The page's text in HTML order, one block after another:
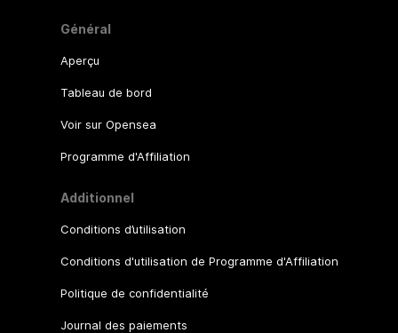
Général
Aperçu
Tableau de bord
Voir sur Opensea
Programme d'Affiliation
Additionnel
Conditions d’utilisation
Conditions d'utilisation de Programme d'Affiliation
Politique de confidentialité
Journal des paiements